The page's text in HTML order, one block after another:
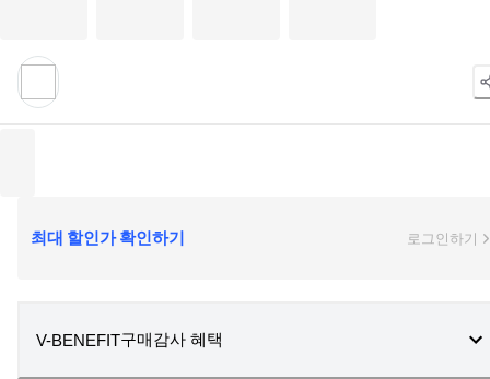
최대 할인가 확인하기 로그인하기
V-BENEFIT구매감사 혜택